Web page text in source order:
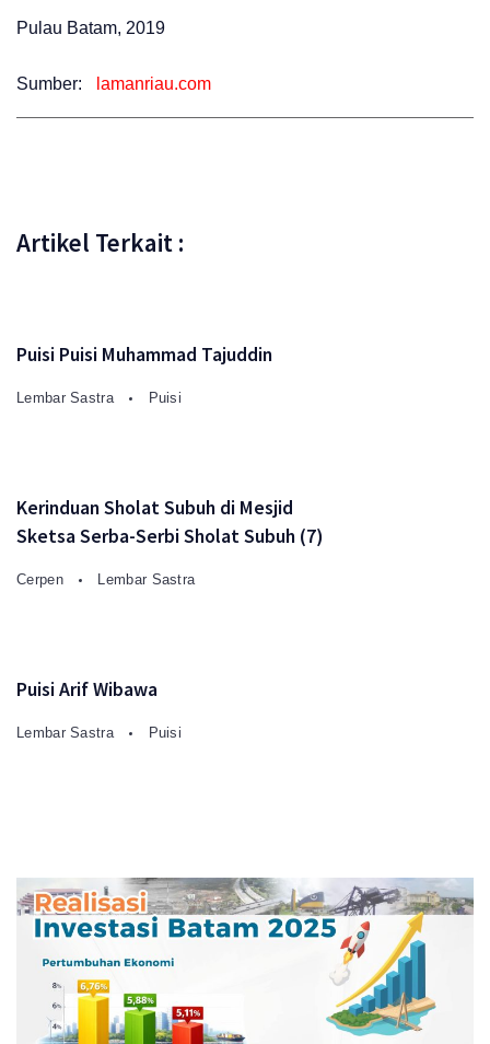
Pulau Batam, 2019
Sumber: lamanriau.com
Artikel Terkait :
Puisi Puisi Muhammad Tajuddin
Lembar Sastra Puisi
Kerinduan Sholat Subuh di Mesjid
Sketsa Serba-Serbi Sholat Subuh (7)
Cerpen Lembar Sastra
Puisi Arif Wibawa
Lembar Sastra Puisi